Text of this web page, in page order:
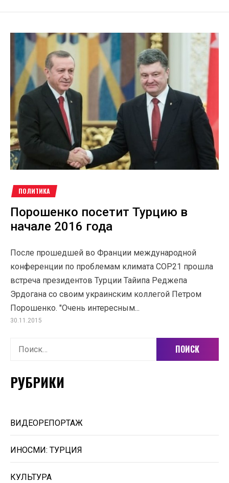
ПОЛИТИКА
Порошенко посетит Турцию в
начале 2016 года
После прошедшей во Франции международной
конференции по проблемам климата СОР21 прошла
встреча президентов Турции Тайипа Реджепа
Эрдогана со своим украинским коллегой Петром
Порошенко. "Очень интересным...
30.11.2015
Найти:
РУБРИКИ
ВИДЕОРЕПОРТАЖ
ИНОСМИ: ТУРЦИЯ
КУЛЬТУРА